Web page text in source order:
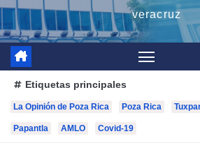
veracruz
Etiquetas principales
La Opinión de Poza Rica Poza Rica
Papantla AMLO Covid-19